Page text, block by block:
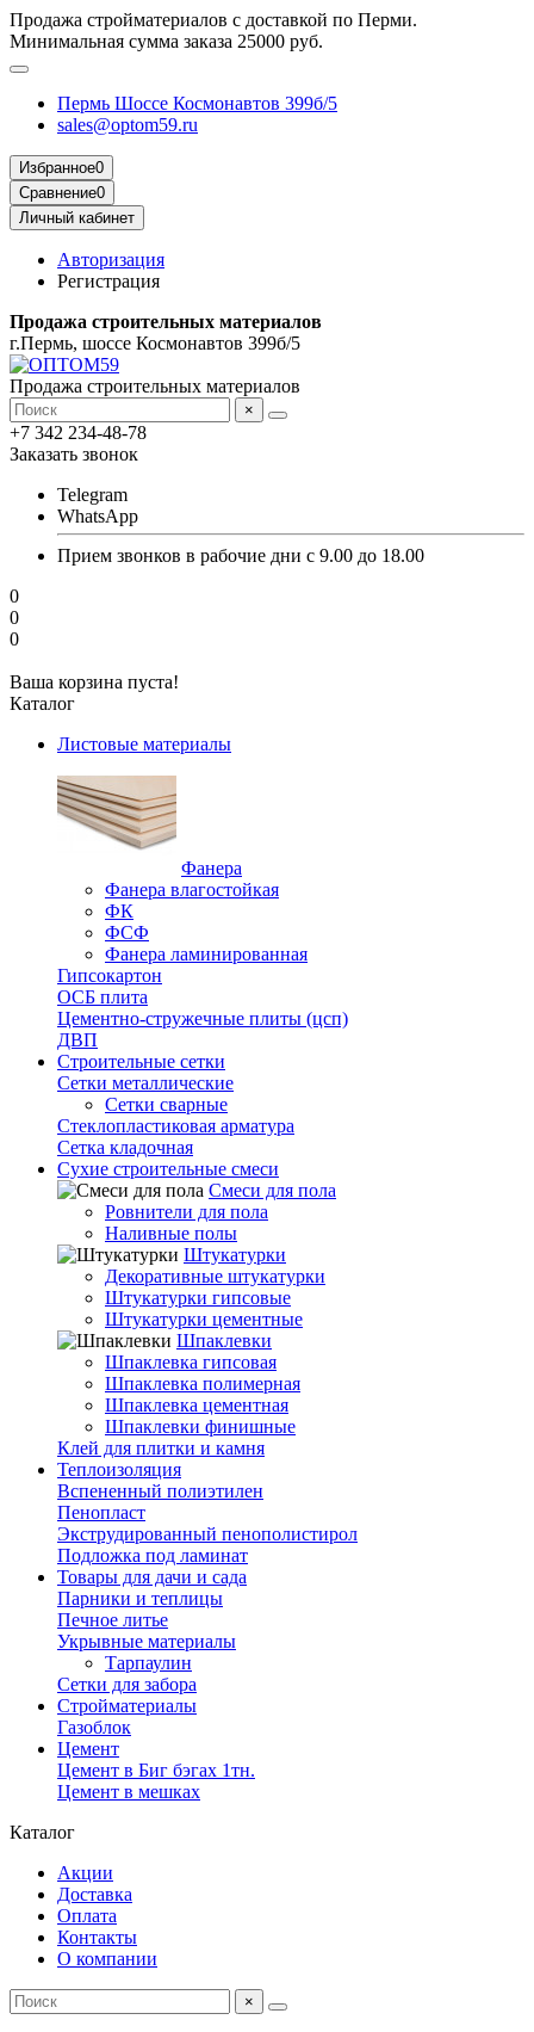
Продажа стройматериалов с доставкой по Перми.
Минимальная сумма заказа 25000 руб.
Пермь Шоссе Космонавтов 399б/5
sales@optom59.ru
Избранное0
Сравнение0
Личный кабинет
Авторизация
Регистрация
Продажа строительных материалов
г.Пермь, шоссе Космонавтов 399б/5
Продажа строительных материалов
×
+7 342 234-48-78
Заказать звонок
Telegram
WhatsApp
Прием звонков в рабочие дни с 9.00 до 18.00
0
0
0
Ваша корзина пуста!
Каталог
Листовые материалы
Фанера
Фанера влагостойкая
ФК
ФСФ
Фанера ламинированная
Гипсокартон
ОСБ плита
Цементно-стружечные плиты (цсп)
ДВП
Строительные сетки
Сетки металлические
Сетки сварные
Стеклопластиковая арматура
Сетка кладочная
Сухие строительные смеси
Смеси для пола
Ровнители для пола
Наливные полы
Штукатурки
Декоративные штукатурки
Штукатурки гипсовые
Штукатурки цементные
Шпаклевки
Шпаклевка гипсовая
Шпаклевка полимерная
Шпаклевка цементная
Шпаклевки финишные
Клей для плитки и камня
Теплоизоляция
Вспененный полиэтилен
Пенопласт
Экструдированный пенополистирол
Подложка под ламинат
Товары для дачи и сада
Парники и теплицы
Печное литье
Укрывные материалы
Тарпаулин
Сетки для забора
Стройматериалы
Газоблок
Цемент
Цемент в Биг бэгах 1тн.
Цемент в мешках
Каталог
Акции
Доставка
Оплата
Контакты
О компании
×